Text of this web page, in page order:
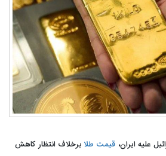
علیه ایران، قیمت طلا برخلاف انتظار کاهش